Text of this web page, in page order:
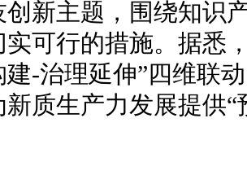
创新主题，围绕知识
实可行的措施。据悉
建-治理延伸”四维联
新质生产力发展提供